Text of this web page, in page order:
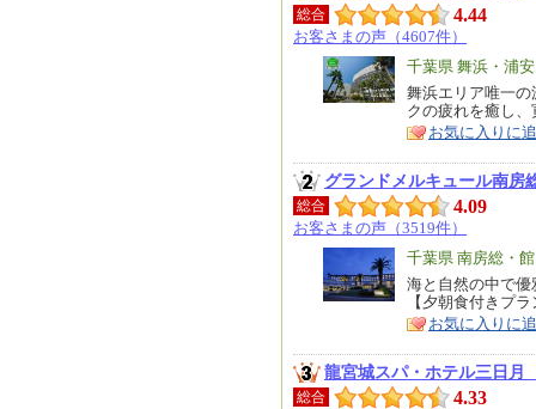
総合 4.44
お客さまの声（4607件）
エ
リ
ア
千葉県 舞浜・浦
特
徴
舞浜エリア唯一
クの疲れを癒し
お気に入りに
グランドメルキュール南房
総合 4.09
お客さまの声（3519件）
エ
リ
ア
千葉県 南房総・
特
徴
海と自然の中で
【夕朝食付きプ
お気に入りに
龍宮城スパ・ホテル三日
総合 4.33